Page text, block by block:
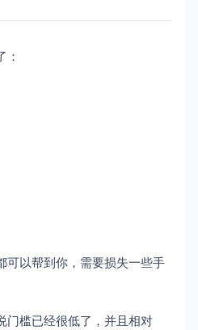
：
可以帮到你，需要损失一些手
门槛已经很低了，并且相对